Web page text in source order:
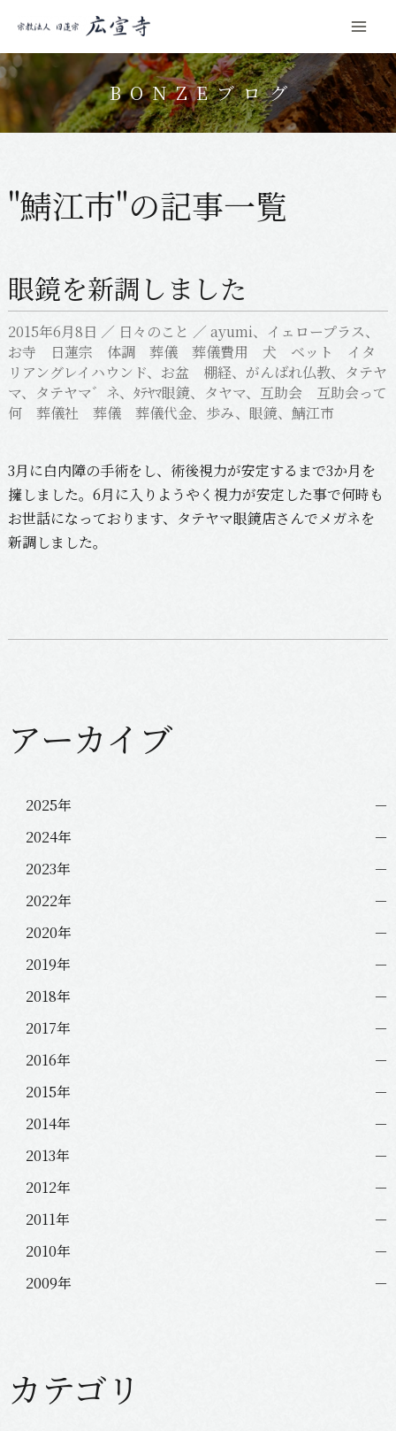
コ
ン
ン
ス
プ
BONZEブログ
"鯖江市"の記事一覧
眼鏡を新調しました
2015年6月8日 ／ 日々のこと ／ ayumi、 イェロープラス、
お寺 日蓮宗 体調 葬儀 葬儀費用 犬 ベット イタ
リアングレイハウンド、 お盆 棚経、 がんばれ仏教、
タテヤ
マ、 タテヤマ゛ネ、 ﾀﾃﾔﾏ眼鏡、 タヤマ、 互助会 互助会って
何 葬儀社 葬儀 葬儀代金、 歩み、 眼鏡、 鯖江市
3月に白内障の手術をし、術後視力が安定するまで3か月を
擁しました。6月に入りようやく視力が安定した事で何時も
お世話になっております、
タテヤマ眼鏡店さんでメガネを
新調しました。
アーカイブ
2025年
2024年
2023年
2022年
2020年
2019年
2018年
2017年
2016年
2015年
2014年
2013年
2012年
2011年
2010年
2009年
カテゴリ